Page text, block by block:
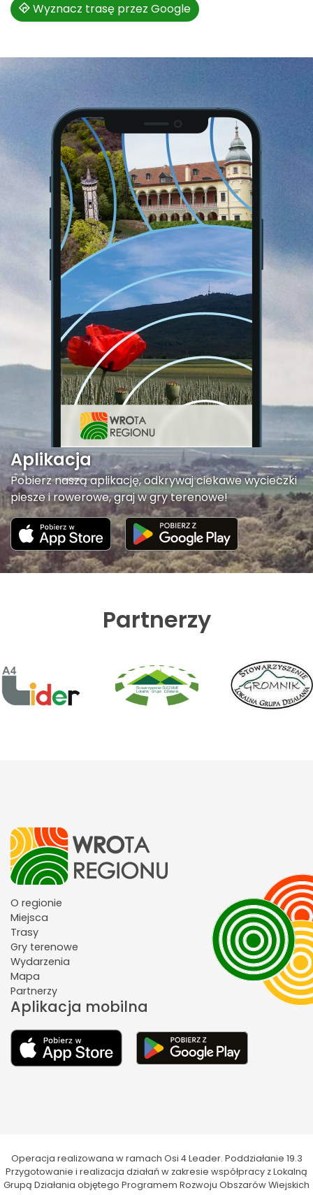
Wyznacz trasę przez Google
Aplikacja
Pobierz naszą aplikację, odkrywaj ciekawe wycieczki
piesze i rowerowe, graj w gry terenowe!
Partnerzy
O regionie
Miejsca
Trasy
Gry terenowe
Wydarzenia
Mapa
Partnerzy
Aplikacja mobilna
Operacja realizowana w ramach Osi 4 Leader. Poddziałanie 19.3
Przygotowanie i realizacja działań w zakresie współpracy z Lokalną
Grupą Działania objętego Programem Rozwoju Obszarów Wiejskich